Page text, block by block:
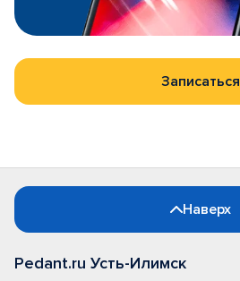
Записаться
Наверх
Pedant.ru Усть-Илимск